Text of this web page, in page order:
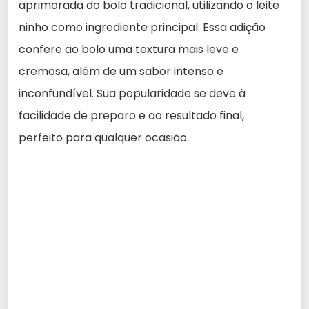
aprimorada do bolo tradicional, utilizando o leite
ninho como ingrediente principal. Essa adição
confere ao bolo uma textura mais leve e
cremosa, além de um sabor intenso e
inconfundível. Sua popularidade se deve à
facilidade de preparo e ao resultado final,
perfeito para qualquer ocasião.